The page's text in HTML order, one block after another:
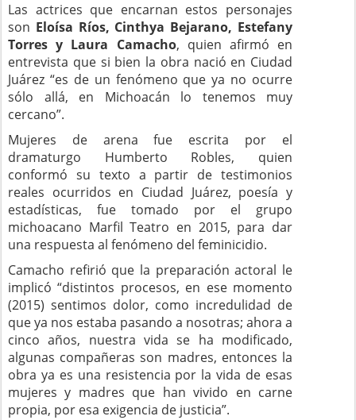
Las actrices que encarnan estos personajes
son Eloísa Ríos, Cinthya Bejarano, Estefany
Torres y Laura Camacho, quien afirmó en
entrevista que si bien la obra nació en Ciudad
Juárez “es de un fenómeno que ya no ocurre
sólo allá, en Michoacán lo tenemos muy
cercano”.
Mujeres de arena fue escrita por el
dramaturgo Humberto Robles, quien
conformó su texto a partir de testimonios
reales ocurridos en Ciudad Juárez, poesía y
estadísticas, fue tomado por el grupo
michoacano Marfil Teatro en 2015, para dar
una respuesta al fenómeno del feminicidio.
Camacho refirió que la preparación actoral le
implicó “distintos procesos, en ese momento
(2015) sentimos dolor, como incredulidad de
que ya nos estaba pasando a nosotras; ahora a
cinco años, nuestra vida se ha modificado,
algunas compañeras son madres, entonces la
obra ya es una resistencia por la vida de esas
mujeres y madres que han vivido en carne
propia, por esa exigencia de justicia”.